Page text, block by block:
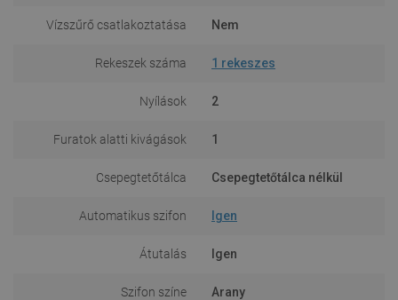
Vízszűrő csatlakoztatása Nem
Rekeszek száma 1 rekeszes
Nyílások 2
Furatok alatti kivágások 1
Csepegtetőtálca Csepegtetőtálca nélkül
Automatikus szifon Igen
Átutalás Igen
Szifon színe Arany